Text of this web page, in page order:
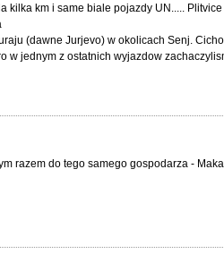
kilka km i same biale pojazdy UN.....
(dawne Jurjevo) w okolicach Senj.
w jednym z ostatnich wyjazdow
razem do tego samego gospodarza -